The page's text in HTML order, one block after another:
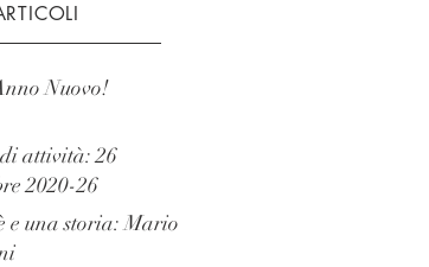
Nuovo!
attività: 26
2020-26
e una storia: Mario